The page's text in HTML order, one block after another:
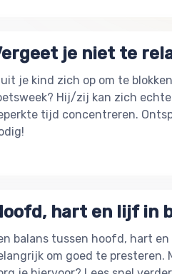
je niet te
je kind zich op om te
Hij/zij kan zich
tijd concentreren.
hart en lijf in
balans tussen hoofd, hart
om goed te presteren.